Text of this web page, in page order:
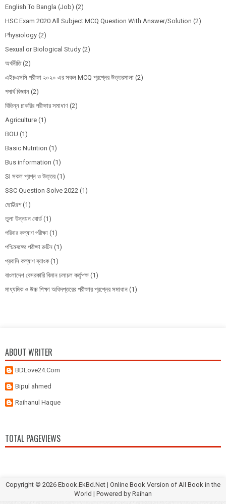
English To Bangla (Job) (2)
HSC Exam 2020 All Subject MCQ Question With Answer/Solution (2)
Physiology (2)
Sexual or Biological Study (2)
অর্থনীতি (2)
এইচএসসি পরীক্ষা ২০২০ এর সকল MCQ প্রশ্নের উত্তরমালা (2)
পদার্থ বিজ্ঞান (2)
বিভিন্ন চাকরির পরীক্ষার সমাধাণ (2)
Agriculture (1)
BOU (1)
Basic Nutrition (1)
Bus information (1)
SI সকল প্রশ্ন ও উত্তর (1)
SSC Question Solve 2022 (1)
ছোট্টগল্প (1)
তুলা উন্নয়ন বোর্ড (1)
পরিবার কল্যাণ পরীক্ষা (1)
পশ্চিমবঙ্গের পরীক্ষা রুটিন (1)
প্রবাসি কল্যাণ ব্যাংক (1)
বাংলাদেশ বেসরকারি বিমান চলাচল কর্তৃপক্ষ (1)
মাধ্যমিক ও উচ্চ শিক্ষা অধিদপ্তরের পরীক্ষার প্রশ্নের সমাধান (1)
ABOUT WRITER
BDLove24.Com
Bipul ahmed
Raihanul Haque
TOTAL PAGEVIEWS
Copyright © 2026 Ebook.EkBd.Net | Online Book Version of All Book in the
World | Powered by Raihan